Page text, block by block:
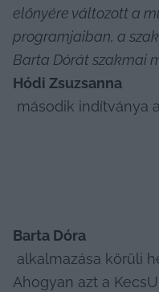
előnyére változott a
programjaiban, a
Barta Dórát szakmai
Hódi Zsuzsanna
második indítványa a
Barta Dóra
Ahogyan azt a